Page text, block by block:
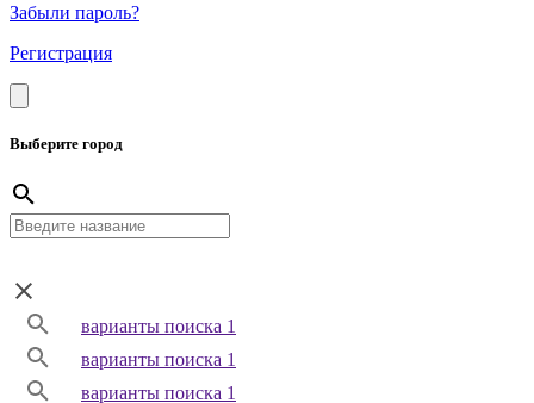
Забыли пароль?
Регистрация
Выберите город
варианты поиска 1
варианты поиска 1
варианты поиска 1